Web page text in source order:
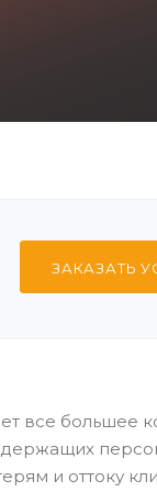
ЗАКАЗАТЬ
все большее
и оттоку